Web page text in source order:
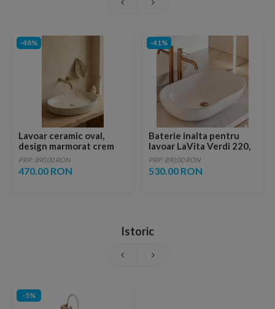
-48%
Lavoar ceramic oval,
design marmorat crem
lucios cu vene aurii,
ventil inclus
PRP: 890.00 RON
470.00 RON
-41%
Baterie inalta pentru
lavoar LaVita Verdi 220,
fara ventil, brushed
copper
PRP: 890.00 RON
530.00 RON
Istoric
-5%